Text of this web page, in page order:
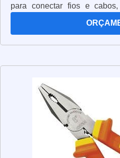
para conectar fios e cabos,
para garantir uma
enquanto são apertados.
precisão. Além disso,
conectados de forma segura.
uma ferramenta versátil e
conectar cabos de vários
também são úteis para
pois são projetados para